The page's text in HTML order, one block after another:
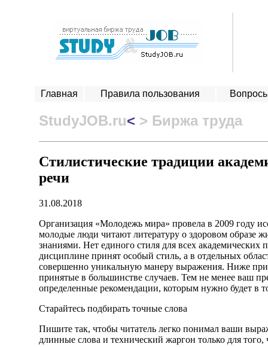
Главная Правила пользования
StudyJOB.ru< > Биржа труда
Стилистические традиции
речи
31.08.2018
Организация «Молодежь мира» провела в 2009 году
молодые люди читают литературу о здоровом образе
знаниями. Нет единого стиля для всех
дисциплине принят особый стиль, а в отдельных
совершенно уникальную манеру выражения. Ниже
принятые в большинстве случаев. Тем не менее ваш
определенные рекомендации, которым нужно будет в
Старайтесь подбирать точные слова
Пишите так, чтобы читатель легко понимал ваши
длинные слова и технический жаргон только для